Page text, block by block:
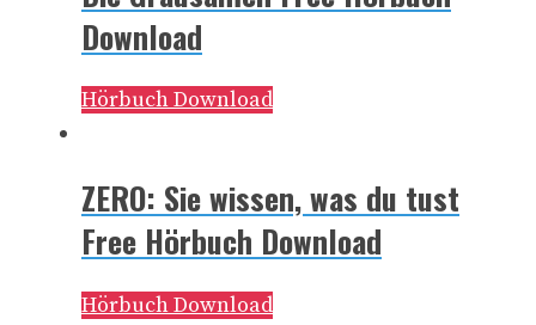
Download
Hörbuch Download
ZERO: Sie wissen, was du tust
Free Hörbuch Download
Hörbuch Download